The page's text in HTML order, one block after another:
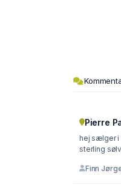
Pierre
hej sælger i
Finn